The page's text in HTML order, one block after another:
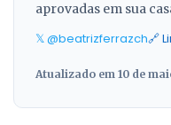
aprovadas em sua
𝕏 @beatrizferrazch🔗
Atualizado em 10 de